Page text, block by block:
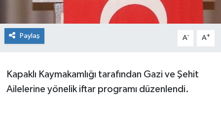
Paylaş A- A+
Kapaklı Kaymakamlığı tarafından Gazi ve Şehit
Ailelerine yönelik iftar programı düzenlendi.
Teknoloji
Yaşam